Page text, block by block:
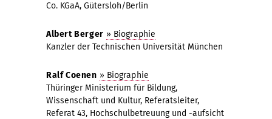
Co. KGaA, Gütersloh/Berlin
Albert Berger » Biographie
Kanzler der Technischen Universität München
Ralf Coenen » Biographie
Thüringer Ministerium für Bildung,
Wissenschaft und Kultur, Referatsleiter,
Referat 43, Hochschulbetreuung und -aufsicht